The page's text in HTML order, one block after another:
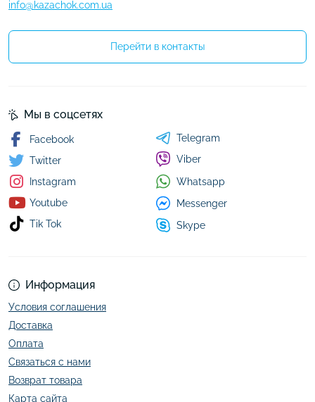
info@kazachok.com.ua
Перейти в контакты
Информация
Условия соглашения
Доставка
Оплата
Связаться с нами
Возврат товара
Карта сайта
Мы в соцсетях
Facebook
Twitter
Instagram
Youtube
Tik Tok
Telegram
Viber
Whatsapp
Messenger
Skype